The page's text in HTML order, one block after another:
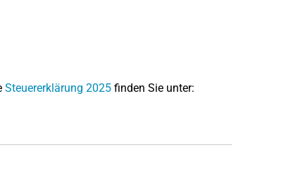
Steuererklärung 2025finden Sie unter: